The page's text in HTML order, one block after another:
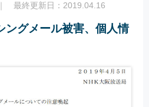
最終更新日：2019.04.16
ングメール被害、個人情